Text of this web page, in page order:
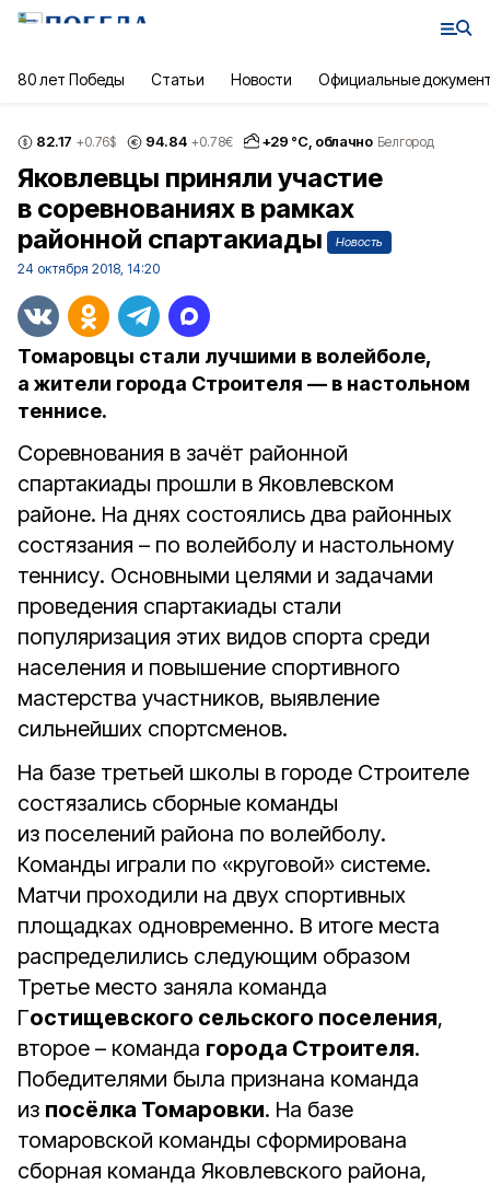
80 лет Победы Статьи Новости Официальные
82.17 +0.76$ 94.84 +0.78€ +29 °С, облачно Белгород
Яковлевцы приняли участие
в соревнованиях в рамках
районной спартакиады
Новость
24 октября 2018, 14:20
Томаровцы стали лучшими в волейболе,
а жители города Строителя — в настольном
теннисе.
Соревнования в зачёт районной
спартакиады прошли в Яковлевском
районе. На днях состоялись два районных
состязания – по волейболу и настольному
теннису. Основными целями и задачами
проведения спартакиады стали
популяризация этих видов спорта среди
населения и повышение спортивного
мастерства участников, выявление
сильнейших спортсменов.
На базе третьей школы в городе Строителе
состязались сборные команды
из поселений района по волейболу.
Команды играли по «круговой» системе.
Матчи проходили на двух спортивных
площадках одновременно. В итоге места
распределились следующим образом
Третье место заняла команда
Гостищевского сельского поселения,
второе – команда города Строителя.
Победителями была признана команда
из посёлка Томаровки. На базе
томаровской команды сформирована
сборная команда Яковлевского района,